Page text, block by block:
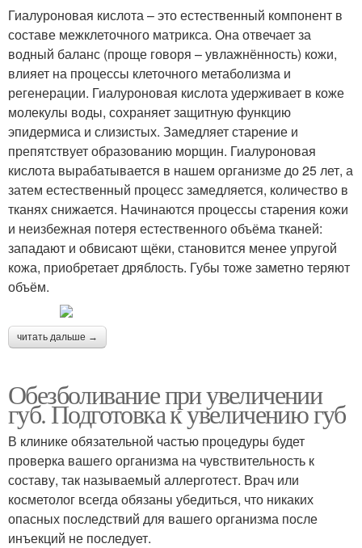
Гиалуроновая кислота – это естественный компонент в
составе межклеточного матрикса. Она отвечает за
водный баланс (проще говоря – увлажнённость) кожи,
влияет на процессы клеточного метаболизма и
регенерации. Гиалуроновая кислота удерживает в коже
молекулы воды, сохраняет защитную функцию
эпидермиса и слизистых. Замедляет старение и
препятствует образованию морщин. Гиалуроновая
кислота вырабатывается в нашем организме до 25 лет, а
затем естественный процесс замедляется, количество в
тканях снижается. Начинаются процессы старения кожи
и неизбежная потеря естественного объёма тканей:
западают и обвисают щёки, становится менее упругой
кожа, приобретает дряблость. Губы тоже заметно теряют
объём.
читать дальше →
Обезболивание при увеличении
губ. Подготовка к увеличению губ
В клинике обязательной частью процедуры будет
проверка вашего организма на чувствительность к
составу, так называемый аллерготест. Врач или
косметолог всегда обязаны убедиться, что никаких
опасных последствий для вашего организма после
инъекций не последует.